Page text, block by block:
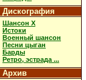
Дискография
Шансон X
Истоки
Военный шансон
Песни цыган
Барды
Ретро, эстрада ...
Архив